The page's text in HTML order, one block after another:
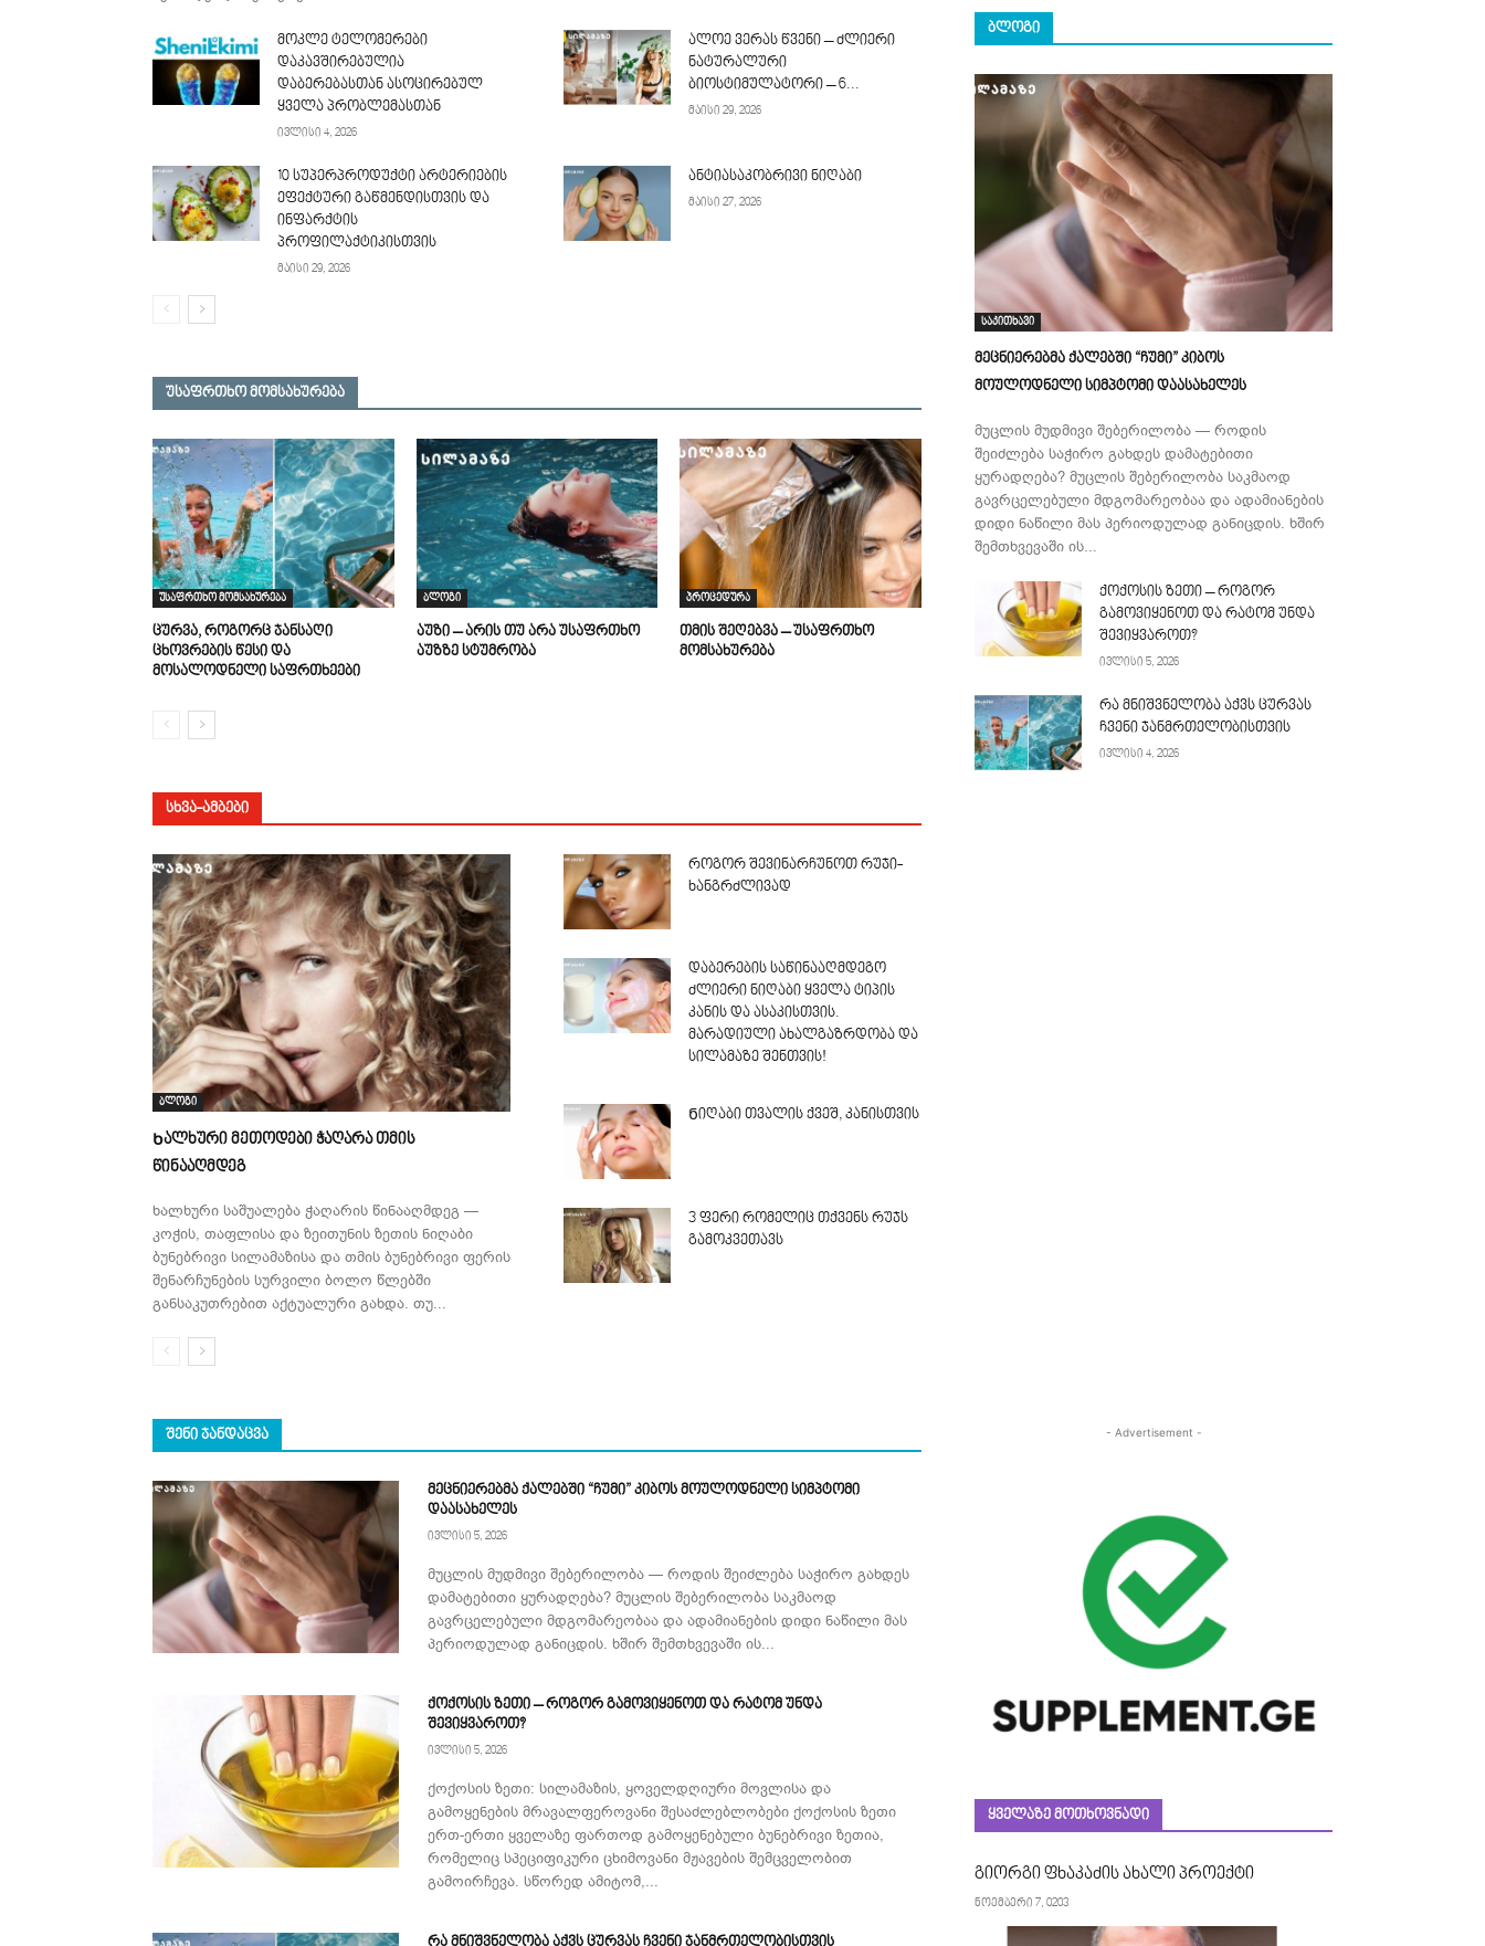
მოკლე ტელომერები
დაკავშირებულია
დაბერებასთან ასოცირებულ
ყველა პრობლემასთან
ივლისი 4, 2026
ალოე ვერას წვენი – ძლიერი
ნატურალური
ბიოსტიმულატორი – 6...
მაისი 29, 2026
10 სუპერპროდუქტი არტერიების
ეფექტური გაწმენდისთვის და
ინფარქტის
პროფილაქტიკისთვის
მაისი 29, 2026
ანტიასაკობრივი ნიღაბი
მაისი 27, 2026
უსაფრთხო მომსახურება
უსაფრთხო მომსახურება
ცურვა, როგორც ჯანსაღი
ცხოვრების წესი და
მოსალოდნელი საფრთხეები
ბლოგი
აუზი – არის თუ არა უსაფრთხო
აუზზე სტუმრობა
პროცედურა
თმის შეღებვა – უსაფრთხო
მომსახურება
ᲡᲮᲕᲐ-ᲐᲛᲑᲔᲑᲘ
ბლოგი
Ხალხური მეთოდები ჭაღარა თმის
წინააღმდეგ
ხალხური საშუალება ჭაღარის წინააღმდეგ —
კოჭის, თაფლისა და ზეითუნის ზეთის ნიღაბი
ბუნებრივი სილამაზისა და თმის ბუნებრივი ფერის
შენარჩუნების სურვილი ბოლო წლებში
განსაკუთრებით აქტუალური გახდა. თუ...
როგორ შევინარჩუნოთ რუჯი-
ხანგრძლივად
დაბერების საწინააღმდეგო
ძლიერი ნიღაბი ყველა ტიპის
კანის და ასაკისთვის.
მარადიული ახალგაზრდობა და
სილამაზე შენთვის!
Ნიღაბი თვალის ქვეშ, კანისთვის
3 ფერი რომელიც თქვენს რუჯს
გამოკვეთავს
ᲑᲚᲝᲒᲘ
საკითხავი
მეცნიერებმა ქალებში “ჩუმი” კიბოს
მოულოდნელი სიმპტომი დაასახელეს
მუცლის მუდმივი შებერილობა — როდის
შეიძლება საჭირო გახდეს დამატებითი
ყურადღება? მუცლის შებერილობა საკმაოდ
გავრცელებული მდგომარეობაა და ადამიანების
დიდი ნაწილი მას პერიოდულად განიცდის. ხშირ
შემთხვევაში ის...
ქოქოსის ზეთი – როგორ
გამოვიყენოთ და რატომ უნდა
შევიყვაროთ?
ივლისი 5, 2026
რა მნიშვნელობა აქვს ცურვას
ჩვენი ჯანმრთელობისთვის
ივლისი 4, 2026
ᲨᲔᲜᲘ ᲯᲐᲜᲓᲐᲪᲕᲐ
მეცნიერებმა ქალებში “ჩუმი” კიბოს მოულოდნელი სიმპტომი
დაასახელეს
ივლისი 5, 2026
მუცლის მუდმივი შებერილობა — როდის შეიძლება საჭირო გახდეს
დამატებითი ყურადღება? მუცლის შებერილობა საკმაოდ
გავრცელებული მდგომარეობაა და ადამიანების დიდი ნაწილი მას
პერიოდულად განიცდის. ხშირ შემთხვევაში ის...
ქოქოსის ზეთი – როგორ გამოვიყენოთ და რატომ უნდა
შევიყვაროთ?
ივლისი 5, 2026
ქოქოსის ზეთი: სილამაზის, ყოველდღიური მოვლისა და
გამოყენების მრავალფეროვანი შესაძლებლობები ქოქოსის ზეთი
ერთ-ერთი ყველაზე ფართოდ გამოყენებული ბუნებრივი ზეთია,
რომელიც სპეციფიკური ცხიმოვანი მჟავების შემცველობით
გამოირჩევა. სწორედ ამიტომ,...
- Advertisement -
ᲧᲕᲔᲚᲐᲖᲔ ᲛᲝᲗᲮᲝᲕᲜᲐᲓᲘ
გიორგი ფხაკაძის ახალი პროექტი
ნოემბერი 7, 0203